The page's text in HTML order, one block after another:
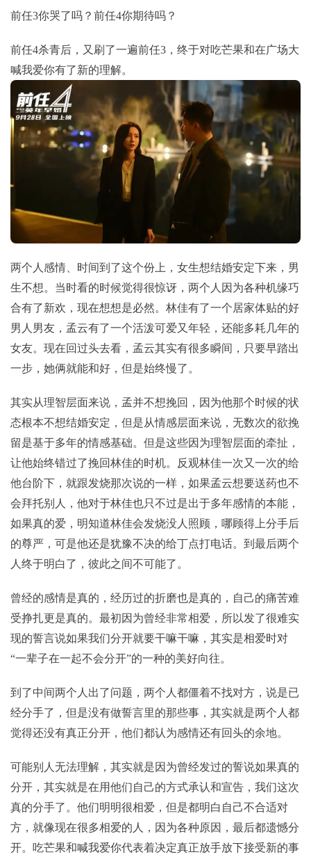
前任3你哭了吗？前任4你期待吗？
前任4杀青后，又刷了一遍前任3，终于对吃芒果和在广场大
喊我爱你有了新的理解。
两个人感情、时间到了这个份上，女生想结婚安定下来，男
生不想。当时看的时候觉得很惊讶，两个人因为各种机缘巧
合有了新欢，现在想想是必然。林佳有了一个居家体贴的好
男人男友，孟云有了一个活泼可爱又年轻，还能多耗几年的
女友。现在回过头去看，孟云其实有很多瞬间，只要早踏出
一步，她俩就能和好，但是始终慢了。
其实从理智层面来说，孟并不想挽回，因为他那个时候的状
态根本不想结婚安定，但是从情感层面来说，无数次的欲挽
留是基于多年的情感基础。但是这些因为理智层面的牵扯，
让他始终错过了挽回林佳的时机。反观林佳一次又一次的给
他台阶下，就跟发烧那次说的一样，如果孟云想要送药也不
会拜托别人，他对于林佳也只不过是出于多年感情的本能，
如果真的爱，明知道林佳会发烧没人照顾，哪顾得上分手后
的尊严，可是他还是犹豫不决的给丁点打电话。到最后两个
人终于明白了，彼此之间不可能了。
曾经的感情是真的，经历过的折磨也是真的，自己的痛苦难
受挣扎更是真的。最初因为曾经非常相爱，所以发了很难实
现的誓言说如果我们分开就要干嘛干嘛，其实是相爱时对
“一辈子在一起不会分开”的一种的美好向往。
到了中间两个人出了问题，两个人都僵着不找对方，说是已
经分手了，但是没有做誓言里的那些事，其实就是两个人都
觉得还没有真正分开，他们都认为感情还有回头的余地。
可能别人无法理解，其实就是因为曾经发过的誓说如果真的
分开，其实就是在用他们自己的方式承认和宣告，我们这次
真的分手了。他们明明很相爱，但是都明白自己不合适对
方，就像现在很多相爱的人，因为各种原因，最后都遗憾分
开。吃芒果和喊我爱你代表着决定真正放手放下接受新的事